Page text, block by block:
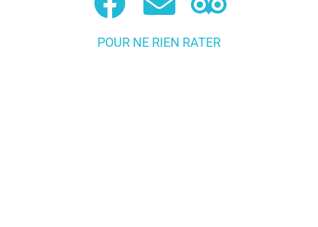
POUR NE RIEN RATER